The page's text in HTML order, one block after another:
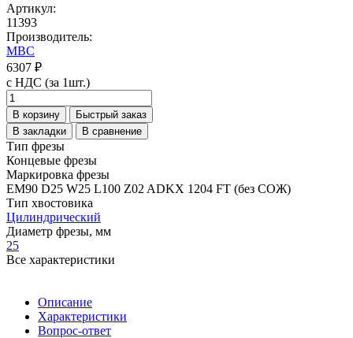
Артикул:
11393
Производитель:
MBC
6307 ₽
с НДС (за 1шт.)
В корзину
Быстрый заказ
В закладки
В сравнение
Тип фрезы
Концевые фрезы
Маркировка фрезы
EM90 D25 W25 L100 Z02 ADKX 1204 FT (без СОЖ)
Тип хвостовика
Цилиндрический
Диаметр фрезы, мм
25
Все характеристики
Описание
Характеристики
Вопрос-ответ